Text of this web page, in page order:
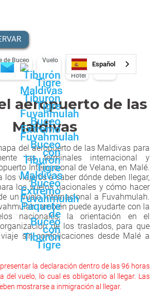
Español
de Buceo Vuelo
Hotel
Moto
aeropuerto de las
Maldivas
del aeropuerto de las Maldivas para
las terminales internacional y
Internacional de Velana, en Malé.
los viajeros a saber dónde deben llegar,
los vuelos nacionales y cómo hacer
un vuelo internacional a Fuvahmulah.
también puede ayudarte con la
nacionales, la orientación en el
de los traslados, para que
sin complicaciones desde Malé a
la declaración dentro de las 96 horas
del vuelo, lo cual es obligatorio al llegar. Las
mostrarse a inmigración al llegar.